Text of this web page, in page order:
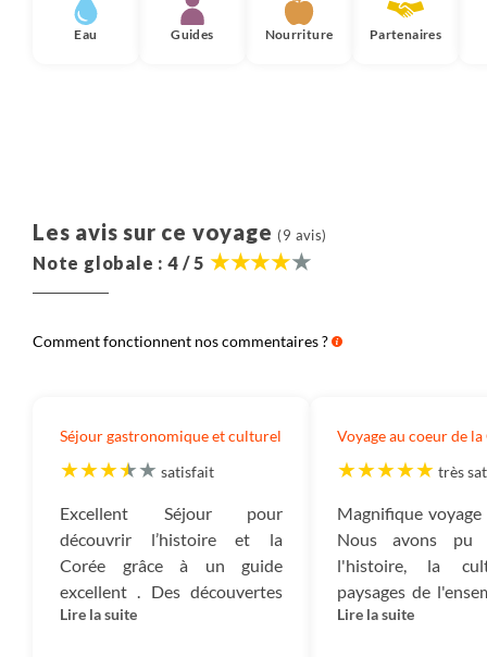
Eau Guides Nourriture Partenaires
Les avis sur ce voyage (9 avis)
Note globale : 4 / 5
Comment fonctionnent nos commentaires ?
Séjour gastronomique et culturel
satisfait
Excellent Séjour pour
découvrir l’histoire et la
Corée grâce à un guide
excellent . Des découvertes
gastronomiques fabuleuses
Lire la suite
Voyage au coeur de
très
Magnifique voyage
Nous avons pu
l'histoire, la
paysages de
Corée du sud. Un
Lire la suite